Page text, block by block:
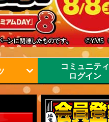
コミュニティ
ログイン